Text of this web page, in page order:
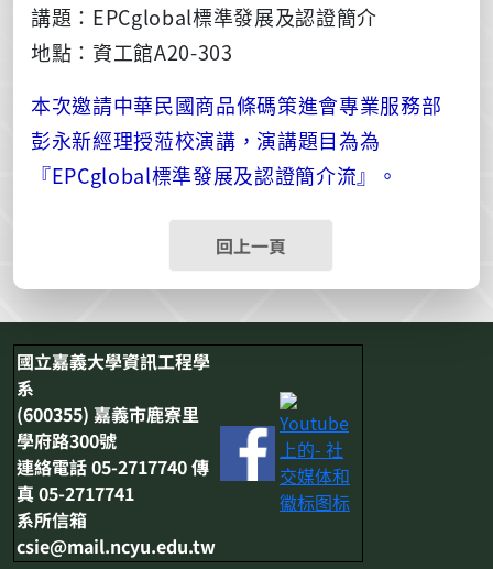
講題：EPCglobal標準發展及認證簡介
地點：資工館A20-303
本次邀請中華民國商品條碼策進會專業服務部
彭永新經理授蒞校演講，演講題目為為
『EPCglobal標準發展及認證簡介流』。
回上一頁
國立嘉義大學資訊工程學
系
(600355) 嘉義市鹿寮里
學府路300號
連絡電話 05-2717740 傳
真 05-2717741
系所信箱
csie@mail.ncyu.edu.tw